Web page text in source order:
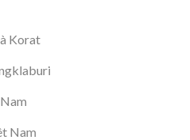
Korat
Nam